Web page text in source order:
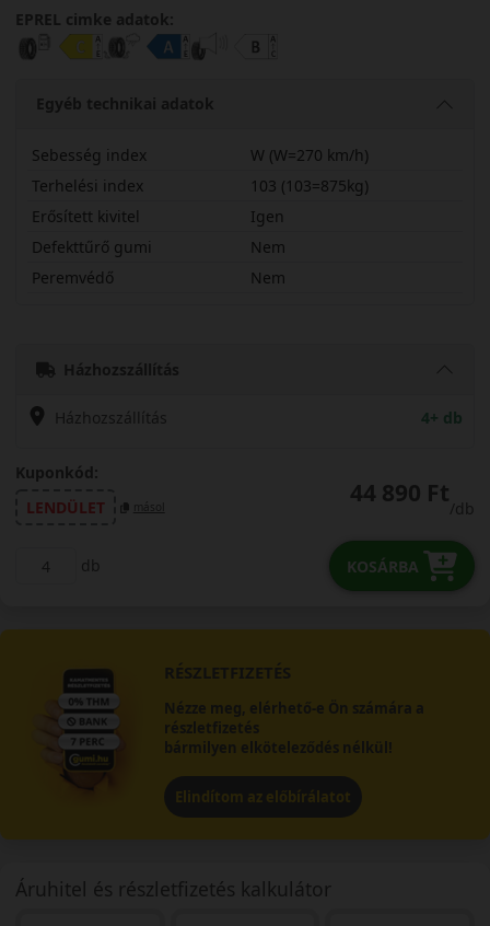
EPREL cimke adatok:
Egyéb technikai adatok
Sebesség index
W (W=270 km/h)
Terhelési index
103 (103=875kg)
Erősített kivitel
Igen
Defekttűrő gumi
Nem
Peremvédő
Nem
Házhozszállítás
Házhozszállítás 4+ db
Kuponkód:
LENDÜLET
másol 44 890 Ft
/db
db KOSÁRBA
RÉSZLETFIZETÉS
Nézze meg, elérhető-e Ön számára a
részletfizetés
bármilyen elköteleződés nélkül!
Elindítom az előbírálatot
Áruhitel és részletfizetés kalkulátor